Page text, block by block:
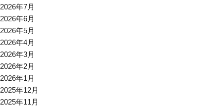
2026年7月
2026年6月
2026年5月
2026年4月
2026年3月
2026年2月
2026年1月
2025年12月
2025年11月